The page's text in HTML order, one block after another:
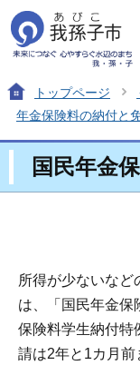
トップページ
年金保険料の納付と
国民年金
所得が少ないなど
は、「国民年金保
保険料学生納付特
請は2年と1カ月前